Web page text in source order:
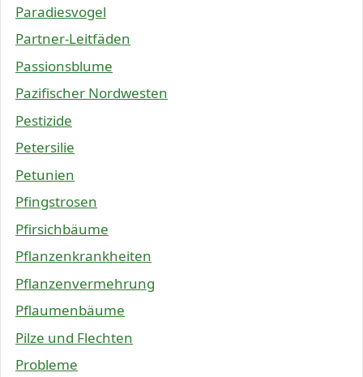
Paradiesvogel
Partner-Leitfäden
Passionsblume
Pazifischer Nordwesten
Pestizide
Petersilie
Petunien
Pfingstrosen
Pfirsichbäume
Pflanzenkrankheiten
Pflanzenvermehrung
Pflaumenbäume
Pilze und Flechten
Probleme